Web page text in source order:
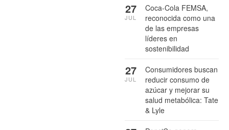
Coca-Cola FEMSA,
reconocida como una
de las empresas
líderes en
sostenibilidad
27
JUL
Consumidores buscan
reducir consumo de
azúcar y mejorar su
salud metabólica: Tate
& Lyle
27
JUL